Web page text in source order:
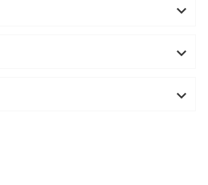


